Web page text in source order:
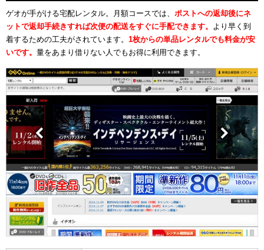
ゲオが手がける宅配レンタル。月額コースでは、 ポストへの返却後にネ
ットで返却手続きすれば次便の配送をすぐに手配できます。 より早く到
着するための工夫がされています。 1枚からの単品レンタルでも料金が安
いです。 量をあまり借りない人でもお得に利用できます。